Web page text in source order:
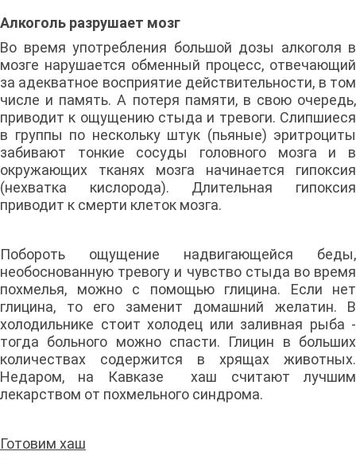
Алкоголь разрушает мозг
Во время употребления большой дозы алкоголя в
мозге нарушается обменный процесс, отвечающий
за адекватное восприятие действительности, в том
числе и память. А потеря памяти, в свою очередь,
приводит к ощущению стыда и тревоги. Слипшиеся
в группы по нескольку штук (пьяные) эритроциты
забивают тонкие сосуды головного мозга и в
окружающих тканях мозга начинается гипоксия
(нехватка кислорода). Длительная гипоксия
приводит к смерти клеток мозга.
Побороть ощущение надвигающейся беды,
необоснованную тревогу и чувство стыда во время
похмелья, можно с помощью глицина. Если нет
глицина, то его заменит домашний желатин. В
холодильнике стоит холодец или заливная рыба -
тогда больного можно спасти. Глицин в больших
количествах содержится в хрящах животных.
Недаром, на Кавказе хаш считают лучшим
лекарством от похмельного синдрома.
Готовим хаш